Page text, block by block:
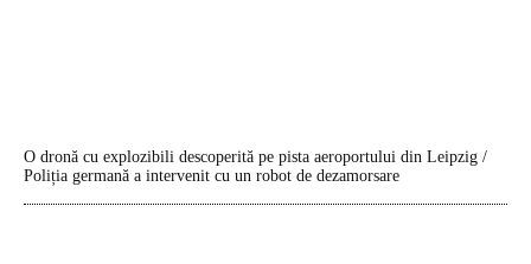
O dronă cu explozibili descoperită pe pista aeroportului din Leipzig /
Poliția germană a intervenit cu un robot de dezamorsare